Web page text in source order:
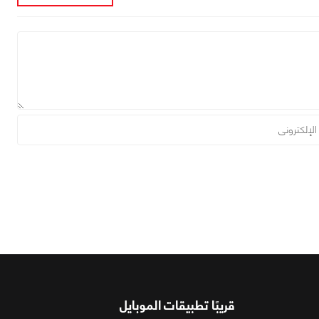
قريبًا تطبيقات الموبايل